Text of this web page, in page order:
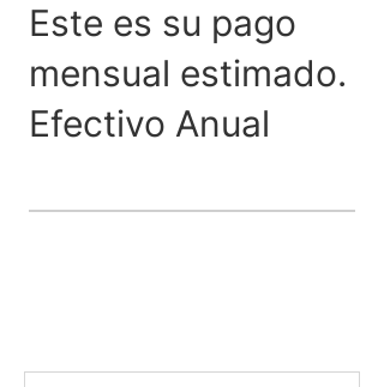
Este es su pago
mensual estimado.
Efectivo Anual